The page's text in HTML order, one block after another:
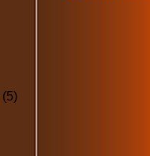
(5)